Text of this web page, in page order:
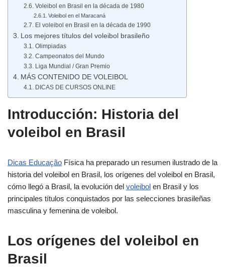
Voleibol en Brasil en la década de 1980
Voleibol en el Maracaná
El voleibol en Brasil en la década de 1990
Los mejores títulos del voleibol brasileño
Olimpiadas
Campeonatos del Mundo
Liga Mundial / Gran Premio
MÁS CONTENIDO DE VOLEIBOL
DICAS DE CURSOS ONLINE
Introducción: Historia del
voleibol en Brasil
Dicas Educação Física ha preparado un resumen ilustrado de la
historia del voleibol en Brasil, los orígenes del voleibol en Brasil,
cómo llegó a Brasil, la evolución del voleibol en Brasil y los
principales títulos conquistados por las selecciones brasileñas
masculina y femenina de voleibol.
Los orígenes del voleibol en
Brasil